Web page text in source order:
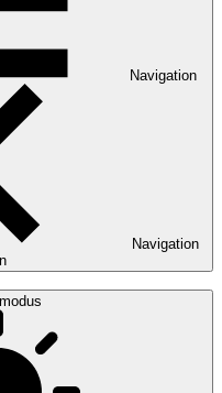
Navigation
Navigation